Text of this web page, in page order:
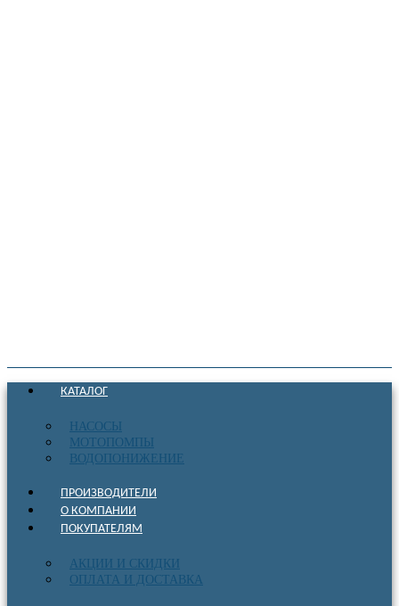
КАТАЛОГ
НАСОСЫ
МОТОПОМПЫ
ВОДОПОНИЖЕНИЕ
ПРОИЗВОДИТЕЛИ
О КОМПАНИИ
ПОКУПАТЕЛЯМ
АКЦИИ И СКИДКИ
ОПЛАТА И ДОСТАВКА